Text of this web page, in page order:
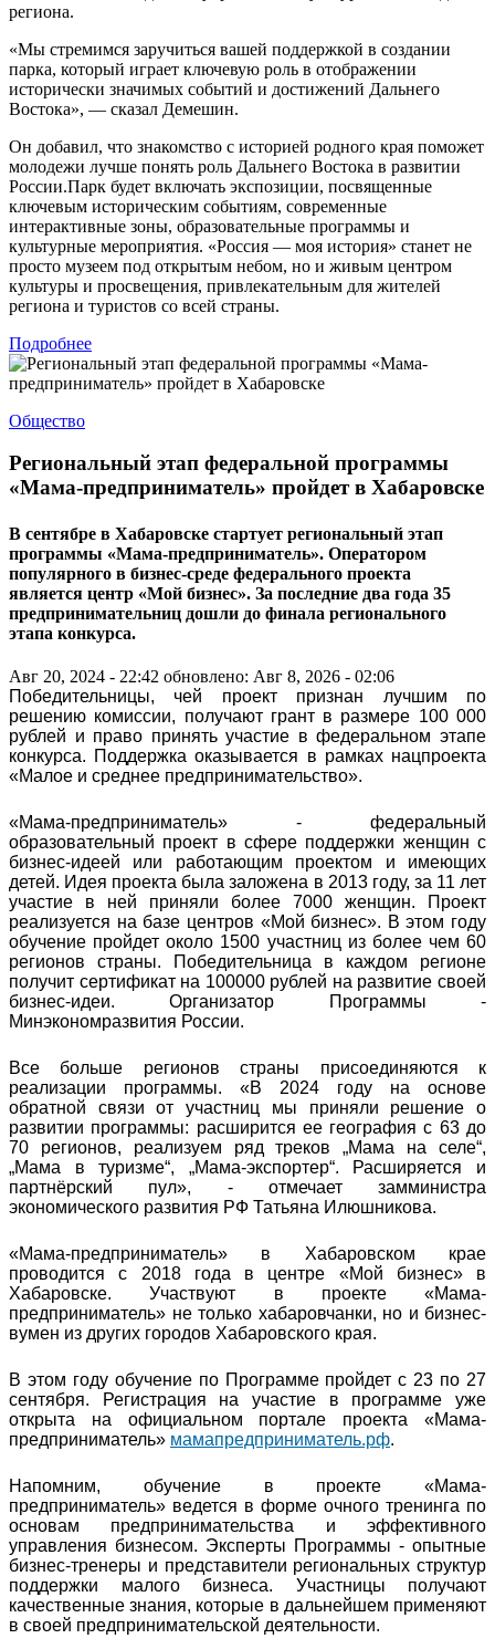
региона.
«Мы стремимся заручиться вашей поддержкой в создании
парка, который играет ключевую роль в отображении
исторически значимых событий и достижений Дальнего
Востока», — сказал Демешин.
Он добавил, что знакомство с историей родного края поможет
молодежи лучше понять роль Дальнего Востока в развитии
России.Парк будет включать экспозиции, посвященные
ключевым историческим событиям, современные
интерактивные зоны, образовательные программы и
культурные мероприятия. «Россия — моя история» станет не
просто музеем под открытым небом, но и живым центром
культуры и просвещения, привлекательным для жителей
региона и туристов со всей страны.
Подробнее
Общество
Региональный этап федеральной программы
«Мама-предприниматель» пройдет в Хабаровске
В сентябре в Хабаровске стартует региональный этап
программы «Мама-предприниматель». Оператором
популярного в бизнес-среде федерального проекта
является центр «Мой бизнес». За последние два года 35
предпринимательниц дошли до финала регионального
этапа конкурса.
Авг 20, 2024 - 22:42 обновлено: Авг 8, 2026 - 02:06
Победительницы, чей проект признан лучшим по
решению комиссии, получают грант в размере 100 000
рублей и право принять участие в федеральном этапе
конкурса. Поддержка оказывается в рамках нацпроекта
«Малое и среднее предпринимательство».
«Мама-предприниматель» - федеральный
образовательный проект в сфере поддержки женщин с
бизнес-идеей или работающим проектом и имеющих
детей. Идея проекта была заложена в 2013 году, за 11 лет
участие в ней приняли более 7000 женщин. Проект
реализуется на базе центров «Мой бизнес». В этом году
обучение пройдет около 1500 участниц из более чем 60
регионов страны. Победительница в каждом регионе
получит сертификат на 100000 рублей на развитие своей
бизнес-идеи. Организатор Программы -
Минэкономразвития России.
Все больше регионов страны присоединяются к
реализации программы. «В 2024 году на основе
обратной связи от участниц мы приняли решение о
развитии программы: расширится ее география с 63 до
70 регионов, реализуем ряд треков „Мама на селе“,
„Мама в туризме“, „Мама-экспортер“. Расширяется и
партнёрский пул», - отмечает замминистра
экономического развития РФ Татьяна Илюшникова.
«Мама-предприниматель» в Хабаровском крае
проводится с 2018 года в центре «Мой бизнес» в
Хабаровске. Участвуют в проекте «Мама-
предприниматель» не только хабаровчанки, но и бизнес-
вумен из других городов Хабаровского края.
В этом году обучение по Программе пройдет с 23 по 27
сентября. Регистрация на участие в программе уже
открыта на официальном портале проекта «Мама-
предприниматель» мамапредприниматель.рф.
Напомним, обучение в проекте «Мама-
предприниматель» ведется в форме очного тренинга по
основам предпринимательства и эффективного
управления бизнесом. Эксперты Программы - опытные
бизнес-тренеры и представители региональных структур
поддержки малого бизнеса. Участницы получают
качественные знания, которые в дальнейшем применяют
в своей предпринимательской деятельности.